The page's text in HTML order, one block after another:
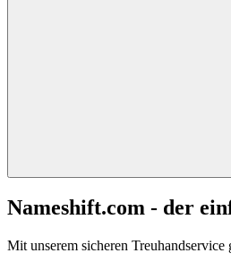
Nameshift.com - der
Mit unserem sicheren